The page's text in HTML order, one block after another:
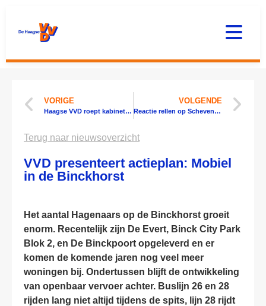
VORIGE
Haagse VVD roept kabinet op: Red de Bevrijdingsfestivals
VOLGENDE
Reactie rellen op Scheveningen
Terug naar nieuwsoverzicht
VVD presenteert actieplan: Mobiel
in de Binckhorst
Het aantal Hagenaars op de Binckhorst groeit
enorm. Recentelijk zijn De Evert, Binck City Park
Blok 2, en De Binckpoort opgeleverd en er
komen de komende jaren nog veel meer
woningen bij. Ondertussen blijft de ontwikkeling
van openbaar vervoer achter. Buslijn 26 en 28
rijden lang niet altijd tijdens de spits, lijn 28 rijdt